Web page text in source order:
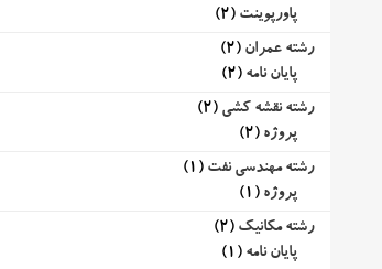
پاورپوینت (2)
رشته عمران (2)
پایان نامه (2)
رشته نقشه کشی (2)
پروژه (2)
رشته مهندسی نفت (1)
پروژه (1)
رشته مکانیک (2)
پایان نامه (1)